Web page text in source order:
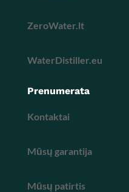
ZeroWater.lt
WaterDistiller.eu
Prenumerata
Kontaktai
Mūsų garantija
Mūsų patirtis